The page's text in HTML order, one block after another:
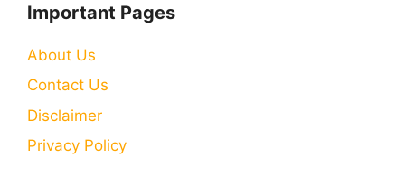
Important Pages
About Us
Contact Us
Disclaimer
Privacy Policy